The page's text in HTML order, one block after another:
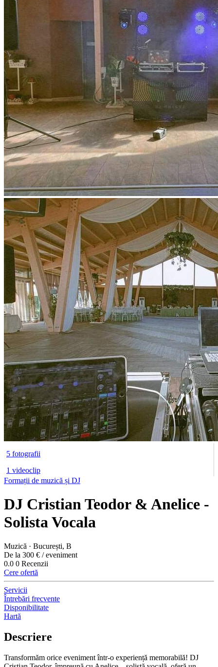
5 fotografii
1 videoclip
Formații de muzică și DJ
DJ Cristian Teodor & Anelice -
Solista Vocala
Muzică · București, B
De la 300 € / eveniment
0.0 0 Recenzii
Cere ofertă
Servicii
Întrebări frecvente
Disponibilitate
Hartă
Descriere
Transformăm orice eveniment într-o experiență memorabilă! DJ